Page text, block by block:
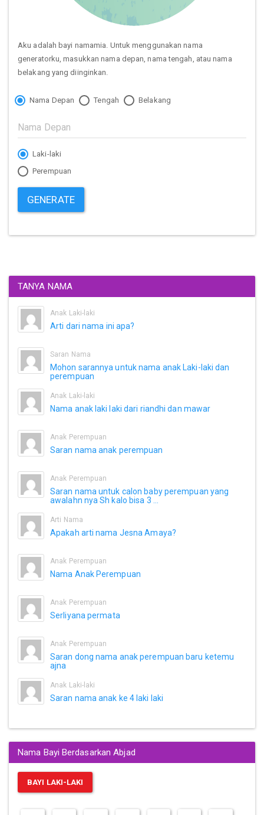
Aku adalah bayi namamia. Untuk menggunakan nama
generatorku, masukkan nama depan, nama tengah, atau nama
belakang yang diinginkan.
Nama Depan Tengah Belakang
Laki-laki
Perempuan
GENERATE
TANYA NAMA
Anak Laki-laki
Arti dari nama ini apa?
Saran Nama
Mohon sarannya untuk nama anak Laki-laki dan
perempuan
Anak Laki-laki
Nama anak laki laki dari riandhi dan mawar
Anak Perempuan
Saran nama anak perempuan
Anak Perempuan
Saran nama untuk calon baby perempuan yang
awalahn nya Sh kalo bisa 3 ...
Arti Nama
Apakah arti nama Jesna Amaya?
Anak Perempuan
Nama Anak Perempuan
Anak Perempuan
Serliyana permata
Anak Perempuan
Saran dong nama anak perempuan baru ketemu
ajna
Anak Laki-laki
Saran nama anak ke 4 laki laki
Nama Bayi Berdasarkan Abjad
BAYI LAKI-LAKI